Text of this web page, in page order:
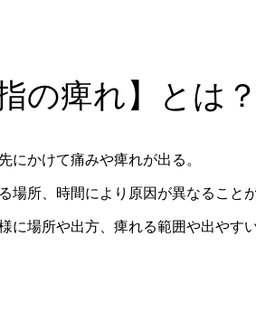
の痺れ】とは？
にかけて痛みや痺れが出る。
場所、時間により原因が異なることが
に場所や出方、痺れる範囲や出やす